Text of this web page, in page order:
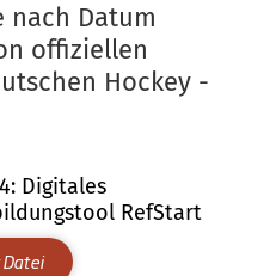
nach Datum
offiziellen
Hockey -
Digitales
RefStart